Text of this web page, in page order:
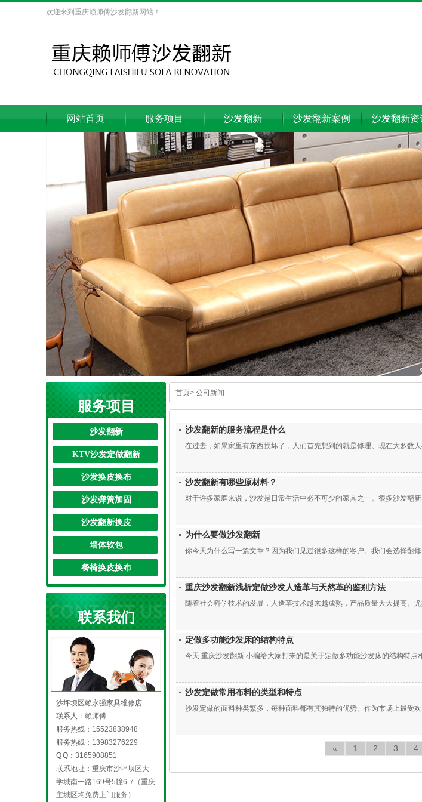
欢迎来到重庆赖师傅沙发翻新网站！
网站首页 服务项目 沙发翻新 沙发翻新案例 沙发翻新资
服务项目
沙发翻新
KTV沙发定做翻新
沙发换皮换布
沙发弹簧加固
沙发翻新换皮
墙体软包
餐椅换皮换布
联系我们
沙坪坝区赖永强家具维修店
联系人： 赖师傅
服务热线： 15523838948
服务热线： 13983276229
Q Q： 3165908851
联系地址： 重庆市沙坪坝区大
学城南一路169号5幢6-7（重庆
主城区均免费上门服务）
首页> 公司新闻
沙发翻新的服务流程是什么
在过去，如果家里有东西损坏了，人们首先想到的就是修理。现在大多数
沙发翻新有哪些原材料？
对于许多家庭来说，沙发是日常生活中必不可少的家具之一。很多沙发翻
为什么要做沙发翻新
你今天为什么写一篇文章？因为我们见过很多这样的客户。我们会选择翻
重庆沙发翻新浅析定做沙发人造革与天然革的鉴别方法
随着社会科学技术的发展，人造革技术越来越成熟，产品质量大大提高。
定做多功能沙发床的结构特点
今天 重庆沙发翻新 小编给大家打来的是关于定做多功能沙发床的结构特
沙发定做常用布料的类型和特点
沙发定做的面料种类繁多，每种面料都有其独特的优势。作为市场上最受
« 1 2 3 4